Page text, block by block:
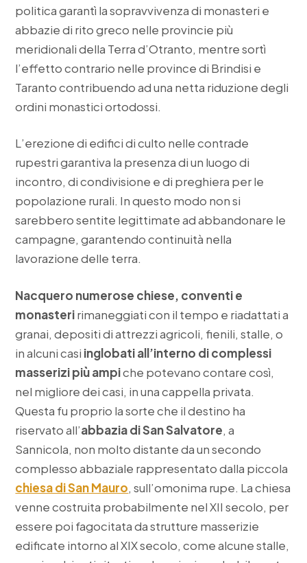
politica garantì la sopravvivenza di monasteri e
abbazie di rito greco nelle provincie più
meridionali della Terra d’Otranto, mentre sortì
l’effetto contrario nelle province di Brindisi e
Taranto contribuendo ad una netta riduzione degli
ordini monastici ortodossi.
L’erezione di edifici di culto nelle contrade
rupestri garantiva la presenza di un luogo di
incontro, di condivisione e di preghiera per le
popolazione rurali. In questo modo non si
sarebbero sentite legittimate ad abbandonare le
campagne, garantendo continuità nella
lavorazione delle terra.
Nacquero numerose chiese, conventi e
monasteririmaneggiati con il tempo e riadattati a
granai, depositi di attrezzi agricoli, fienili, stalle, o
in alcuni casi inglobati all’interno di complessi
masserizi più ampiche potevano contare così,
nel migliore dei casi, in una cappella privata.
Questa fu proprio la sorte che il destino ha
riservato all’abbazia di San Salvatore, a
Sannicola, non molto distante da un secondo
complesso abbaziale rappresentato dalla piccola
chiesa di San Mauro, sull’omonima rupe. La chiesa
venne costruita probabilmente nel XII secolo, per
essere poi fagocitata da strutture masserizie
edificate intorno al XIX secolo, come alcune stalle,